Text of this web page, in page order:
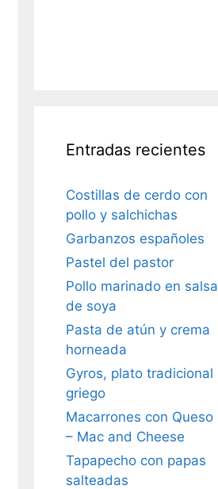
Entradas recientes
Costillas de cerdo con
pollo y salchichas
Garbanzos españoles
Pastel del pastor
Pollo marinado en salsa
de soya
Pasta de atún y crema
horneada
Gyros, plato tradicional
griego
Macarrones con Queso
– Mac and Cheese
Tapapecho con papas
salteadas